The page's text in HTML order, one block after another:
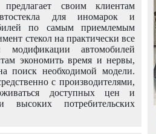
предлагает своим клиентам
для иномарок и
по самым приемлемым
стекол на практически все
автомобилей
экономить время и нервы,
поиск необходимой модели.
с производителями,
доступных цен и
потребительских